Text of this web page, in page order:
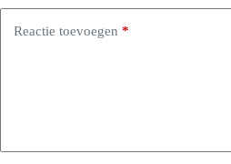
Reactie toevoegen *